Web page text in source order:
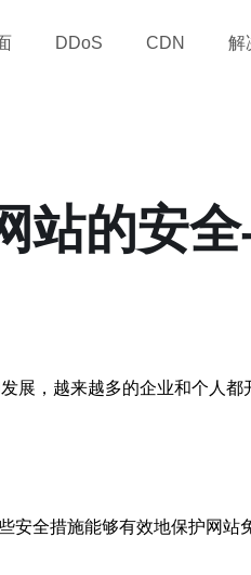
DDoS CDN 解
站的安
展，越来越多的企业和个人
全措施能够有效地保护网站